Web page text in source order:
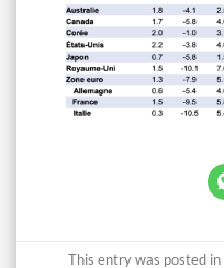
This entry was posted in